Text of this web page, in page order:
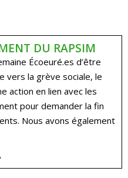
DU RAPSIM
Écoeuré.es d’être
vers la grève sociale, le
action en lien avec les
pour demander la fin
Nous avons également